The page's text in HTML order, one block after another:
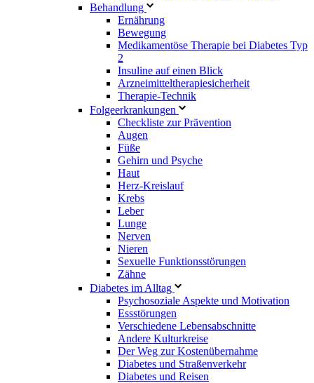
Behandlung
Ernährung
Bewegung
Medikamentöse Therapie bei Diabetes Typ
2
Insuline auf einen Blick
Arzneimitteltherapie­sicherheit
Therapie-Technik
Fol­ge­er­kran­kun­gen
Checkliste zur Prävention
Augen
Füße
Gehirn und Psyche
Haut
Herz-Kreislauf
Krebs
Leber
Lunge
Nerven
Nieren
Sexuelle Funktionsstörungen
Zähne
Diabetes im Alltag
Psychosoziale Aspekte und Motivation
Essstörungen
Verschiedene Lebensabschnitte
Andere Kulturkreise
Der Weg zur Kostenübernahme
Diabetes und Straßenverkehr
Diabetes und Reisen